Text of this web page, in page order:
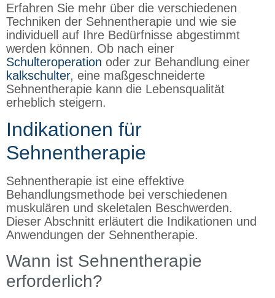
Erfahren Sie mehr über die verschiedenen
Techniken der Sehnentherapie und wie sie
individuell auf Ihre Bedürfnisse abgestimmt
werden können. Ob nach einer
Schulteroperation oder zur Behandlung einer
kalkschulter, eine maßgeschneiderte
Sehnentherapie kann die Lebensqualität
erheblich steigern.
Indikationen für
Sehnentherapie
Sehnentherapie ist eine effektive
Behandlungsmethode bei verschiedenen
muskulären und skeletalen Beschwerden.
Dieser Abschnitt erläutert die Indikationen und
Anwendungen der Sehnentherapie.
Wann ist Sehnentherapie
erforderlich?